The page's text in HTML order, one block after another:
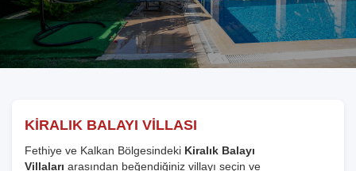
KİRALIK BALAYI VİLLASI
Fethiye ve Kalkan Bölgesindeki Kiralık Balayı
Villaları arasından beğendiğiniz villayı seçin ve